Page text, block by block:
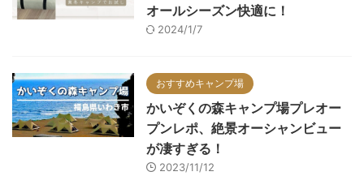
オールシーズン快適に！
2024/1/7
おすすめキャンプ場
かいぞくの森キャンプ場プレオー
プンレポ、絶景オーシャンビュー
が凄すぎる！
2023/11/12